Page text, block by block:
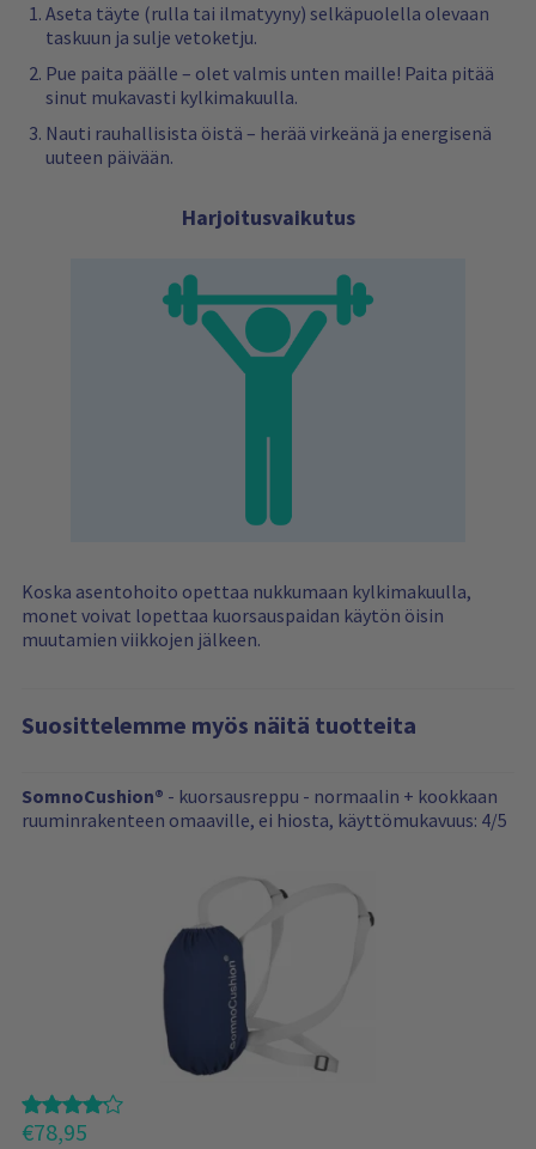
Aseta täyte (rulla tai ilmatyyny) selkäpuolella olevaan
taskuun ja sulje vetoketju.
Pue paita päälle – olet valmis unten maille! Paita pitää
sinut mukavasti kylkimakuulla.
Nauti rauhallisista öistä – herää virkeänä ja energisenä
uuteen päivään.
Harjoitusvaikutus
Koska asentohoito opettaa nukkumaan kylkimakuulla,
monet voivat lopettaa kuorsauspaidan käytön öisin
muutamien viikkojen jälkeen.
Suosittelemme myös näitä tuotteita
S
u
e
m
SomnoCushion® - kuorsausreppu - normaalin + kookkaan
ruuminrakenteen omaaville, ei hiosta, käyttömukavuus: 4/5
€78,95